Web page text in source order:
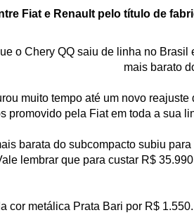
Fiat e Renault pelo título de
o Chery QQ saiu de linha no
mais barato
muito tempo até um novo
promovido pela Fiat em toda a sua
barata do subcompacto subiu
lembrar que para custar R$
cor metálica Prata Bari por R$